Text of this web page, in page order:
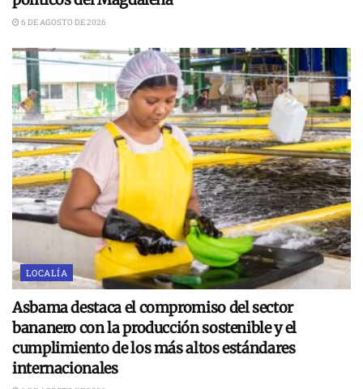
6 DE AGOSTO DE 2026
LOCALÍA
Asbama destaca el compromiso del sector
bananero con la producción sostenible y el
cumplimiento de los más altos estándares
internacionales